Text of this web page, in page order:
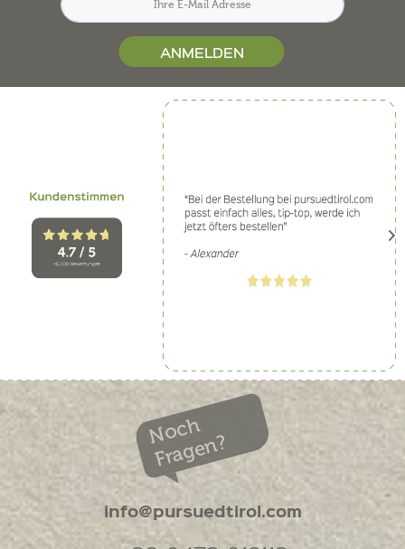
ANMELDEN
Noch
Fragen?
info@pursuedtirol.com